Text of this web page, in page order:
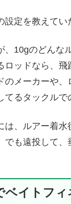
定を教えてい
10gのどんな
ロッドなら、
のメーカーや
るタックルで
は、ルアー着
でも遠投して
ベイトフィ